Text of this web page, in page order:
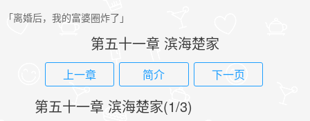
「离婚后，我的富婆圈炸了」
第五十一章 滨海楚家
上一章 简介 下一页
第五十一章 滨海楚家(1/3)